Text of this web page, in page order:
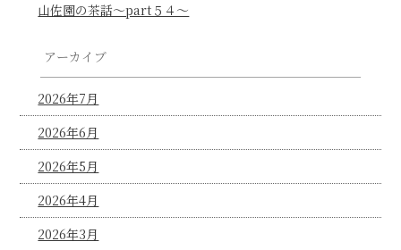
山佐園の茶話～part５４～
アーカイブ
2026年7月
2026年6月
2026年5月
2026年4月
2026年3月